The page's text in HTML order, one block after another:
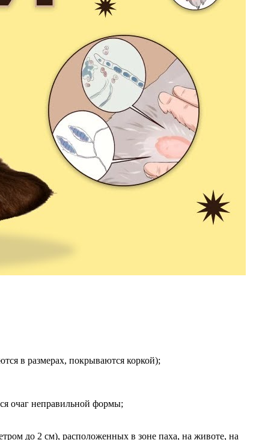
в размерах, покрываются коркой);
очаг неправильной формы;
до 2 см), расположенных в зоне паха, на животе, на